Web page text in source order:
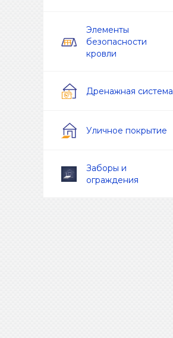
Элементы
безопасности
кровли
Дренажная система
Уличное покрытие
Заборы и
ограждения